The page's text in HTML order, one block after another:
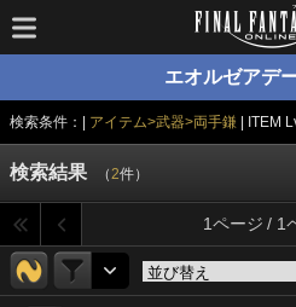
エオルゼアデ
検索条件：| アイテム>武器>両手鎌 | ITEM
検索結果 （2件）
1ページ / 1